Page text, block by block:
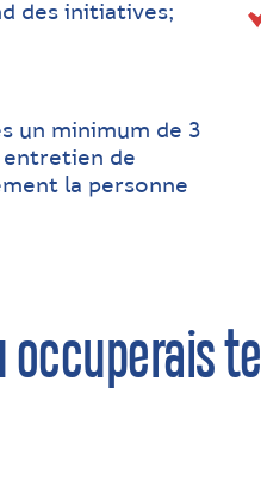
des initiatives;
un minimum de 3
entretien de
la personne